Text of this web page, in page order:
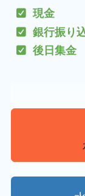
現金
銀行振り
後日集金